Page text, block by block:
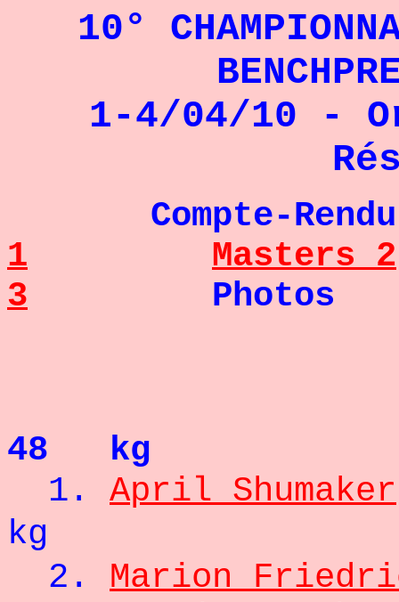
10°
1-4/04/10 -
Compte-
1
Masters 2
3 Photos
48 kg
1. April Shumaker
kg
2. Marion